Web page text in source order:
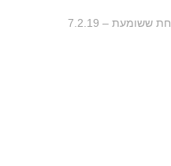
ששומעת – 7.2.19